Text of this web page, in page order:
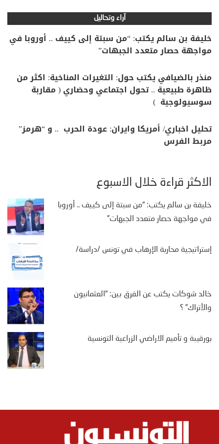
آراء وتحاليل
خليفة بن سالم يكتب: “من سبتة إلى كييف .. أوروبا في
مواجهة حصار متعدد الجبهات”
منذر بالضيافي يكتب حول: التغيرات المناخية: اكثر من
ظاهرة طبيعية .. تحول اجتماعي وحضاري ( مقاربة
سوسيولوجية )
تحليل اخباري/ أمريكا وايران: عودة الحرب .. و “هرمز”
مربط الفرس
الأكثر قراءة خلال الأسبوع
خليفة بن سالم يكتب: “من سبتة إلى كييف .. أوروبا
في مواجهة حصار متعدد الجبهات”
إستراتيجية محاربة الإرهاب في تونس /دراسة/
خالد شوكات يكتب عن الفرق بين: “العثمانيون
والأتراك” ؟
بورقيبة و تأميم الاراضي الزراعية التونسية